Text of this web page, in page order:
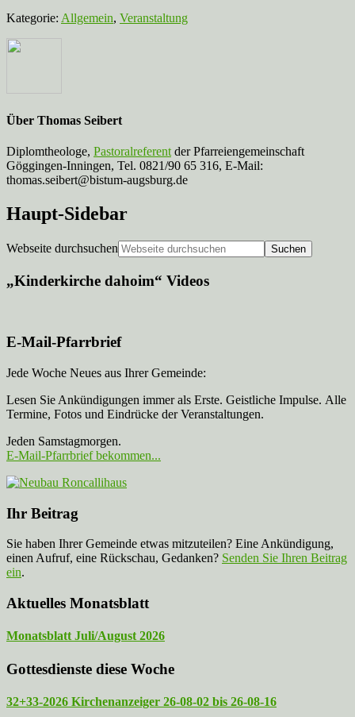
Kategorie: Allgemein, Veranstaltung
Über Thomas Seibert
Diplomtheologe, Pastoralreferent der Pfarreiengemeinschaft
Göggingen-Inningen, Tel. 0821/90 65 316, E-Mail:
thomas.seibert@bistum-augsburg.de
Haupt-Sidebar
Webseite durchsuchen
„Kinderkirche dahoim“ Videos
E-Mail-Pfarrbrief
Jede Woche Neues aus Ihrer Gemeinde:
Lesen Sie Ankündigungen immer als Erste. Geistliche Impulse. Alle
Termine, Fotos und Eindrücke der Veranstaltungen.
Jeden Samstagmorgen.
E-Mail-Pfarrbrief bekommen...
Ihr Beitrag
Sie haben Ihrer Gemeinde etwas mitzuteilen? Eine Ankündigung,
einen Aufruf, eine Rückschau, Gedanken? Senden Sie Ihren Beitrag
ein.
Aktuelles Monatsblatt
Monatsblatt Juli/August 2026
Gottesdienste diese Woche
32+33-2026 Kirchenanzeiger 26-08-02 bis 26-08-16